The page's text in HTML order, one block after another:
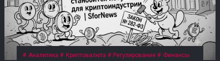
Аналитика Криптовалюта Регулирование Финансы